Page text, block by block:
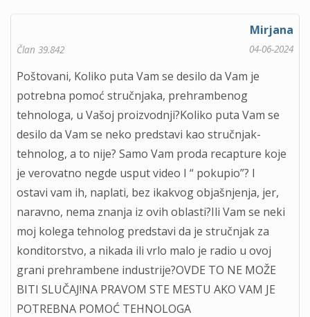
Mirjana
Član 39.842 04-06-2024
Poštovani, Koliko puta Vam se desilo da Vam je
potrebna pomoć stručnjaka, prehrambenog
tehnologa, u Vašoj proizvodnji?Koliko puta Vam se
desilo da Vam se neko predstavi kao stručnjak-
tehnolog, a to nije? Samo Vam proda recapture koje
je verovatno negde usput video I “ pokupio”? I
ostavi vam ih, naplati, bez ikakvog objašnjenja, jer,
naravno, nema znanja iz ovih oblasti?Ili Vam se neki
moj kolega tehnolog predstavi da je stručnjak za
konditorstvo, a nikada ili vrlo malo je radio u ovoj
grani prehrambene industrije?OVDE TO NE MOŽE
BITI SLUČAJ!NA PRAVOM STE MESTU AKO VAM JE
POTREBNA POMOĆ TEHNOLOGA